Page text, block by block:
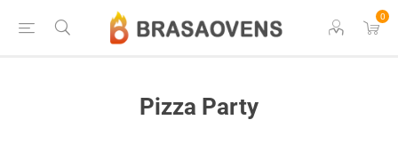
0
Pizza Party